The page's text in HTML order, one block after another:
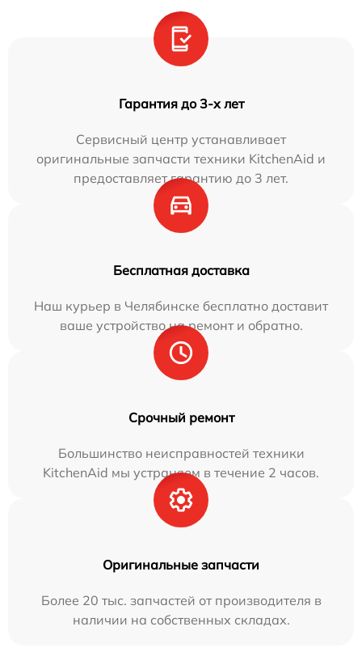
Гарантия до 3-х лет
Сервисный центр устанавливает
оригинальные запчасти техники KitchenAid и
предоставляет гарантию до 3 лет.
Бесплатная доставка
Наш курьер в Челябинске бесплатно доставит
ваше устройство на ремонт и обратно.
Срочный ремонт
Большинство неисправностей техники
KitchenAid мы устраняем в течение 2 часов.
Оригинальные запчасти
Более 20 тыс. запчастей от производителя в
наличии на собственных складах.